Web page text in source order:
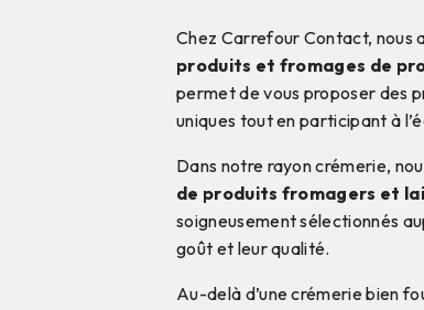
Chez Carrefour Contact, nous
produits et fromages de
permet de vous proposer des
uniques tout en participant à
Dans notre rayon crémerie,
de produits fromagers et
soigneusement sélectionnés
goût et leur qualité.
Au-delà d’une crémerie bien